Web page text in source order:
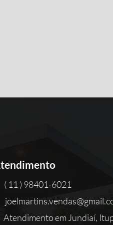
( 11 ) 98401-6021
Atendimento em Jundiaí,